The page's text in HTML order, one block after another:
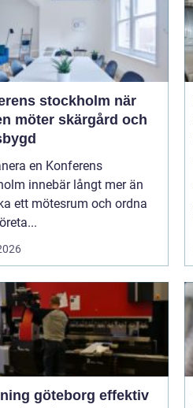
stockholm när
möter skärgård och
en Konferens
innebär långt mer än
ett mötesrum och ordna
göteborg effektiv